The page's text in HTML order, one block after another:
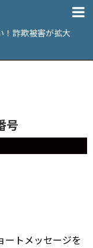
！詐欺被害が拡大
号
ートメッセージを